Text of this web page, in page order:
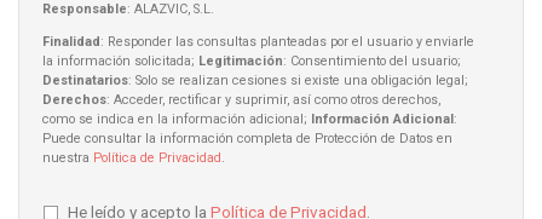
Responsable: ALAZVIC, S.L.
Finalidad: Responder las consultas planteadas por el usuario y enviarle
la información solicitada; Legitimación: Consentimiento del usuario;
Destinatarios: Solo se realizan cesiones si existe una obligación legal;
Derechos: Acceder, rectificar y suprimir, así como otros derechos,
como se indica en la información adicional; Información Adicional:
Puede consultar la información completa de Protección de Datos en
nuestra Política de Privacidad.
He leído y acepto la Política de Privacidad